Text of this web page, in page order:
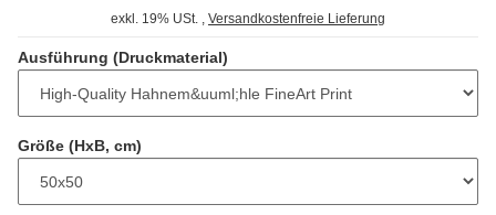
exkl. 19% USt. , Versandkostenfreie Lieferung
Ausführung (Druckmaterial)
Größe (HxB, cm)